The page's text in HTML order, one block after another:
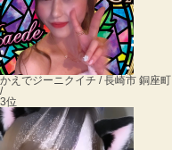
かえでジーニクイチ / 長崎市 銅座町
/
3位